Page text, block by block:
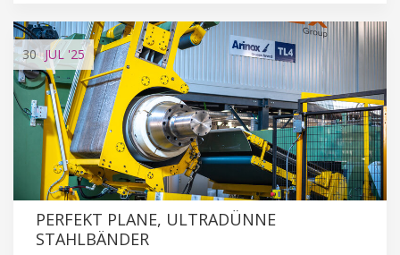
30 JUL'25
PERFEKT PLANE, ULTRADÜNNE
STAHLBÄNDER